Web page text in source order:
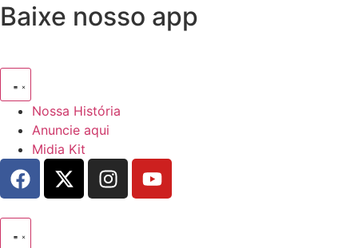
Baixe nosso app
Nossa História
Anuncie aqui
Midia Kit